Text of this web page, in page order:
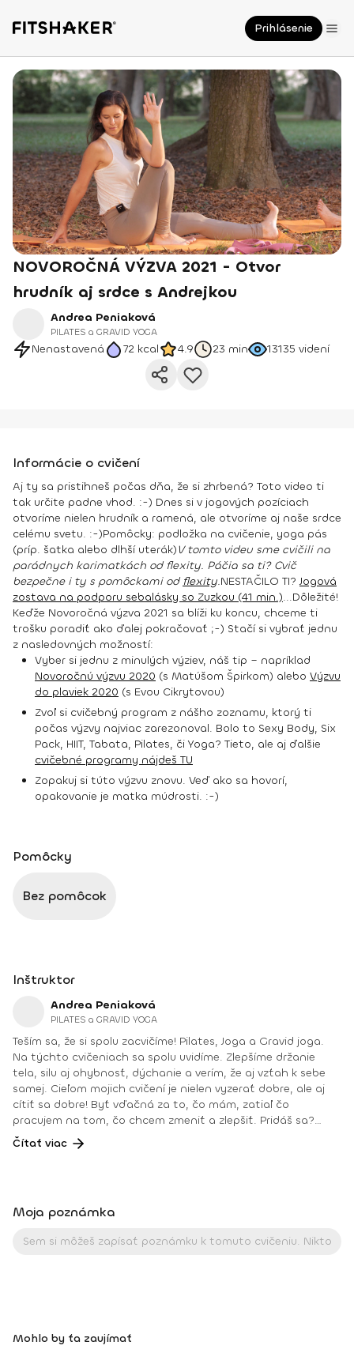
Prihlásenie
NOVOROČNÁ VÝZVA 2021 - Otvor
hrudník aj srdce s Andrejkou
Andrea Peniaková
PILATES a GRAVID YOGA
Nenastavená 72 kcal 4.9 23 min 13135 videní
Informácie o cvičení
Aj ty sa pristihneš počas dňa, že si zhrbená? Toto video ti
tak určite padne vhod. :-) Dnes si v jogových pozíciach
otvoríme nielen hrudník a ramená, ale otvoríme aj naše srdce
celému svetu. :-)Pomôcky: podložka na cvičenie, yoga pás
(príp. šatka alebo dlhší uterák)V tomto videu sme cvičili na
parádnych karimatkách od flexity. Páčia sa ti? Cvič
bezpečne i ty s pomôckami od flexity.NESTAČILO TI? Jogová
zostava na podporu sebalásky so Zuzkou (41 min.)...Dôležité!
Keďže Novoročná výzva 2021 sa blíži ku koncu, chceme ti
trošku poradiť ako ďalej pokračovať ;-) Stačí si vybrať jednu
z nasledovných možností:
Vyber si jednu z minulých výziev, náš tip – napríklad
Novoročnú výzvu 2020 (s Matúšom Špirkom) alebo Výzvu
do plaviek 2020 (s Evou Cikrytovou)
Zvoľ si cvičebný program z nášho zoznamu, ktorý ti
počas výzvy najviac zarezonoval. Bolo to Sexy Body, Six
Pack, HIIT, Tabata, Pilates, či Yoga? Tieto, ale aj ďalšie
cvičebné programy nájdeš TU
Zopakuj si túto výzvu znovu. Veď ako sa hovorí,
opakovanie je matka múdrosti. :-)
Pomôcky
Bez pomôcok
Inštruktor
Andrea Peniaková
PILATES a GRAVID YOGA
Teším sa, že si spolu zacvičíme! Pilates, Joga a Gravid joga.
Na týchto cvičeniach sa spolu uvidíme. Zlepšíme držanie
tela, silu aj ohybnosť, dýchanie a verím, že aj vzťah k sebe
samej. Cieľom mojich cvičení je nielen vyzerať dobre, ale aj
cítiť sa dobre! Byť vďačná za to, čo mám, zatiaľ čo
pracujem na tom, čo chcem zmeniť a zlepšiť. Pridáš sa?
Teším sa na teba na online lekciách vo Fitshakeri, aj vo
Fitshaker podcaste! Taktiež osobne na mojich hodinách v
@andrea_mindfulflow Dosiahnuté vzdelanie: • Špecializačný
IYN certificate – Mindfulness Yoga Instructor (mesačný
academy), Trnava, 2004 • Kurz tanečnej a pohybovej terapie
Čítať viac
Moja poznámka
Mohlo by ťa zaujímať